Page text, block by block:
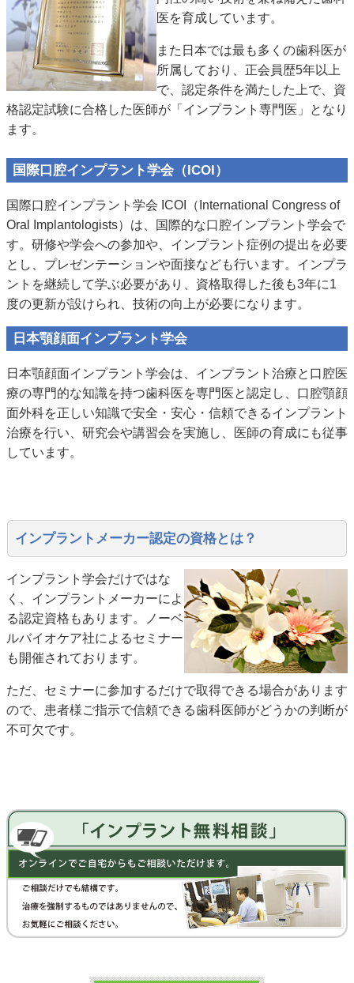
医を育成しています。
また日本では最も多くの歯科医が
所属しており、正会員歴5年以上
で、認定条件を満たした上で、資
格認定試験に合格した医師が「インプラント専門医」となり
ます。
国際口腔インプラント学会（ICOI）
国際口腔インプラント学会 ICOI（International Congress of
Oral Implantologists）は、国際的な口腔インプラント学会で
す。研修や学会への参加や、インプラント症例の提出を必要
とし、プレゼンテーションや面接なども行います。インプラ
ントを継続して学ぶ必要があり、資格取得した後も3年に1
度の更新が設けられ、技術の向上が必要になります。
日本顎顔面インプラント学会
日本顎顔面インプラント学会は、インプラント治療と口腔医
療の専門的な知識を持つ歯科医を専門医と認定し、口腔顎顔
面外科を正しい知識で安全・安心・信頼できるインプラント
治療を行い、研究会や講習会を実施し、医師の育成にも従事
しています。
インプラントメーカー認定の資格とは？
インプラント学会だけではな
く、インプラントメーカーによ
る認定資格もあります。ノーベ
ルバイオケア社によるセミナー
も開催されております。
ただ、セミナーに参加するだけで取得できる場合があります
ので、患者様ご指示で信頼できる歯科医師がどうかの判断が
不可欠です。